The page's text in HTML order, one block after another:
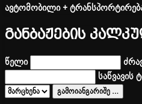
ავტომობილი +
განბაჟების
წელი
საწვავის
გამოიანგარიშე …